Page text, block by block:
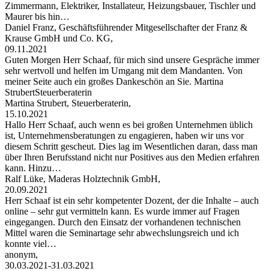
Zimmermann, Elektriker, Installateur, Heizungsbauer, Tischler und
Maurer bis hin…
Daniel Franz, Geschäftsführender Mitgesellschafter der Franz &
Krause GmbH und Co. KG,
09.11.2021
Guten Morgen Herr Schaaf, für mich sind unsere Gespräche immer
sehr wertvoll und helfen im Umgang mit dem Mandanten. Von
meiner Seite auch ein großes Dankeschön an Sie. Martina
StrubertSteuerberaterin
Martina Strubert, Steuerberaterin,
15.10.2021
Hallo Herr Schaaf, auch wenn es bei großen Unternehmen üblich
ist, Unternehmensberatungen zu engagieren, haben wir uns vor
diesem Schritt gescheut. Dies lag im Wesentlichen daran, dass man
über Ihren Berufsstand nicht nur Positives aus den Medien erfahren
kann. Hinzu…
Ralf Lüke, Maderas Holztechnik GmbH,
20.09.2021
Herr Schaaf ist ein sehr kompetenter Dozent, der die Inhalte – auch
online – sehr gut vermitteln kann. Es wurde immer auf Fragen
eingegangen. Durch den Einsatz der vorhandenen technischen
Mittel waren die Seminartage sehr abwechslungsreich und ich
konnte viel…
anonym,
30.03.2021-31.03.2021